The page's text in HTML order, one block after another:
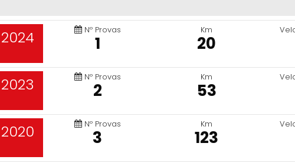
2024 Nº Provas
1
Km
20
2023 Nº Provas
2
Km
53
2020 Nº Provas
3
Km
123